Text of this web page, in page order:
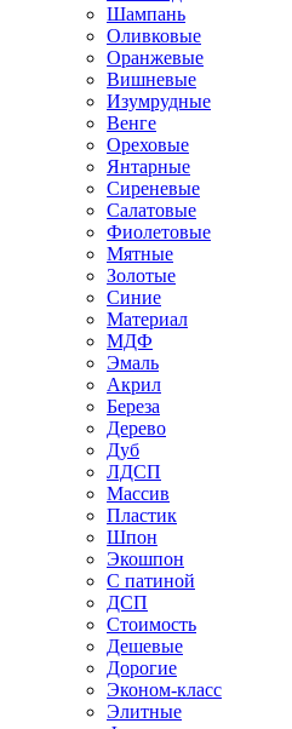
Шампань
Оливковые
Оранжевые
Вишневые
Изумрудные
Венге
Ореховые
Янтарные
Сиреневые
Салатовые
Фиолетовые
Мятные
Золотые
Синие
Материал
МДФ
Эмаль
Акрил
Береза
Дерево
Дуб
ЛДСП
Массив
Пластик
Шпон
Экошпон
С патиной
ДСП
Стоимость
Дешевые
Дорогие
Эконом-класс
Элитные